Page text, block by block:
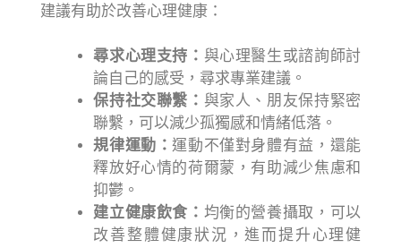
建議有助於改善心理健康：
尋求心理支持： 與心理醫生或諮詢師討
論自己的感受，尋求專業建議。
保持社交聯繫： 與家人、朋友保持緊密
聯繫，可以減少孤獨感和情緒低落。
規律運動：運動不僅對身體有益，還能
釋放好心情的荷爾蒙，有助減少焦慮和
抑鬱。
建立健康飲食： 均衡的營養攝取，可以
改善整體健康狀況，進而提升心理健